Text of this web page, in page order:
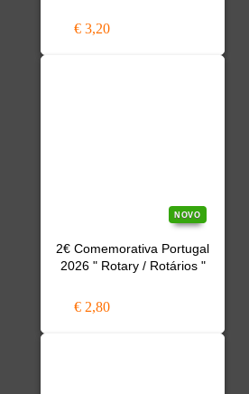
€ 3,20
NOVO
2€ Comemorativa Portugal
2026 " Rotary / Rotários "
€ 2,80